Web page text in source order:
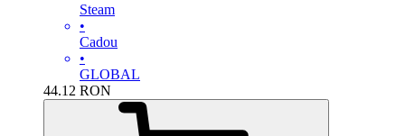
Steam
•
Cadou
•
GLOBAL
44.12 RON